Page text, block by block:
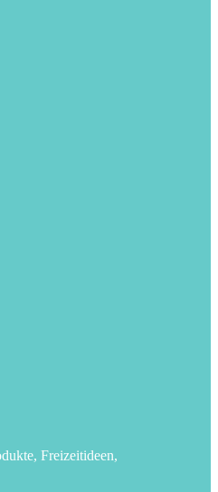
Freizeitideen,